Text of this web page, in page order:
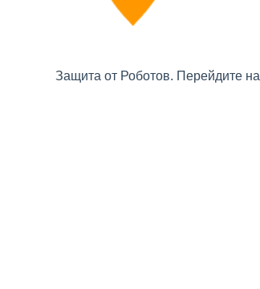
Защита от Роботов. Перейдите на